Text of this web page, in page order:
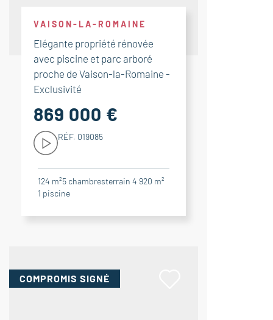
VAISON-LA-ROMAINE
Elégante propriété rénovée
avec piscine et parc arboré
proche de Vaison-la-Romaine -
Exclusivité
869 000 €
RÉF. 019085
124 m²5 chambresterrain 4 920 m²
1 piscine
COMPROMIS SIGNÉ